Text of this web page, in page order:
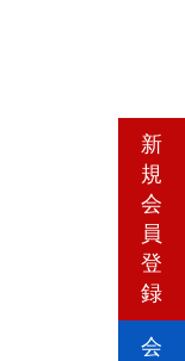
新
規
会
員
登
録
会